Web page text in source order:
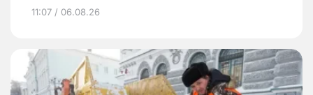
11:07 / 06.08.26